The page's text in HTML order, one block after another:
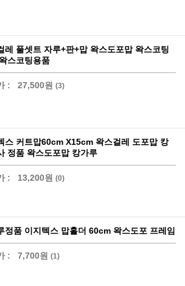
레 풀셋트 자루+판+맙 왁스도포맙 왁스코팅
스코팅용품
: 27,500원 (3)
스 커트맙60cm X15cm 왁스걸레 도포맙 캉
정품 왁스도포맙 캉가루
: 13,200원 (0)
정품 이지텍스 맙홀더 60cm 왁스도포 프레임
: 7,700원 (1)